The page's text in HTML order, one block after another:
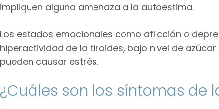
impliquen alguna amenaza a la autoestima.
Los estados emocionales como aflicción o
hiperactividad de la tiroides, bajo nivel de
pueden causar estrés.
¿Cuáles son los síntomas de